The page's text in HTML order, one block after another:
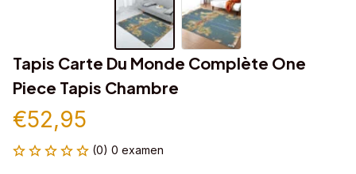
Tapis Carte Du Monde Complète One
Piece Tapis Chambre
€52,95
(0) 0 examen